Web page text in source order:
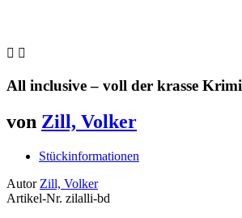
 
All inclusive – voll der krasse Krimi
von Zill, Volker
Stückinformationen
Autor Zill, Volker
Artikel-Nr. zilalli-bd